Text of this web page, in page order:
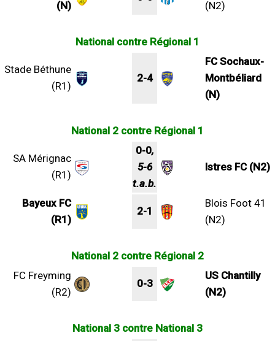
(N)
(N2)
National contre Régional 1
Stade Béthune
(R1)
2-4
FC Sochaux-
Montbéliard
(N)
National 2 contre Régional 1
SA Mérignac
(R1)
0-0,
5-6
t.a.b.
Istres FC (N2)
Bayeux FC
(R1)
2-1
Blois Foot 41
(N2)
National 2 contre Régional 2
FC Freyming
(R2)
0-3
US Chantilly
(N2)
National 3 contre National 3